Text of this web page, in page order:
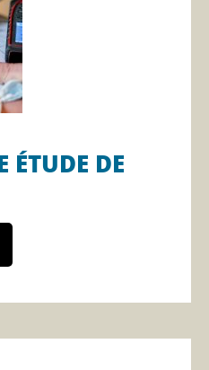
ÉTUDE DE